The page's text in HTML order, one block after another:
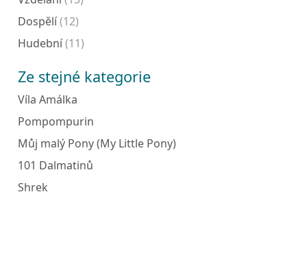
Dospělí(12)
Hudební(11)
Ze stejné kategorie
Víla Amálka
Pompompurin
Můj malý Pony (My Little Pony)
101 Dalmatinů
Shrek